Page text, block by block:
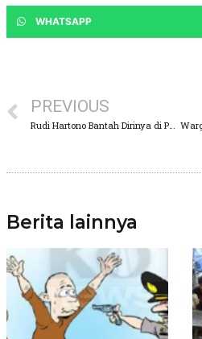
WHATSAPP
PREVIOUS
Rudi Hartono Bantah Dirinya di Panggil KPK, Ia Sudah Laporkan Media-media Tersebut Ke Polisi dan Akan Ke Dewan Pres Jakarta
Berita lainnya